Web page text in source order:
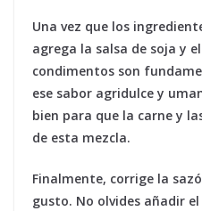
Una vez que los
agrega la salsa de soja y
condimentos son
ese sabor agridulce y
bien para que la carne y
de esta mezcla.
Finalmente, corrige la
gusto. No olvides añadir